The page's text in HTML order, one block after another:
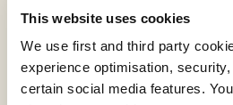
This website uses cookies
We use first and third party
experience optimisation,
certain social media features.
fra dig, da vi prioriterer at få
af de data, brugerne
Datavejviseren udstiller